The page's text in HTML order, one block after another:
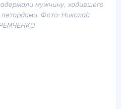
мужчину, ходившего
петардами. Фото: Николай